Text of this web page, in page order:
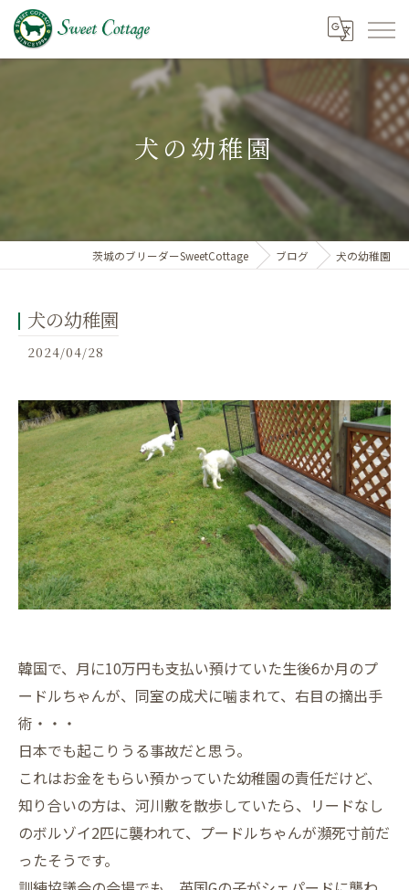
犬の幼稚園
茨城のブリーダーSweetCottage ブログ 犬の幼稚園
犬の幼稚園
2024/04/28
韓国で、月に10万円も支払い預けていた生後6か月のプ
ードルちゃんが、同室の成犬に噛まれて、右目の摘出手
術・・・
日本でも起こりうる事故だと思う。
これはお金をもらい預かっていた幼稚園の責任だけど、
知り合いの方は、河川敷を散歩していたら、リードなし
のボルゾイ2匹に襲われて、プードルちゃんが瀕死寸前だ
ったそうです。